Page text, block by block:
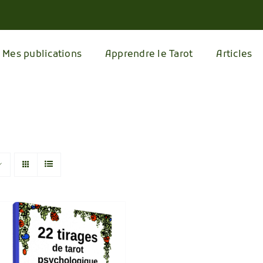
Mes publications Apprendre le Tarot Articles